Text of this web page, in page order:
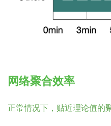
网络聚合效率
正常情况下，贴近理论值的